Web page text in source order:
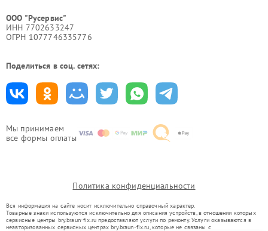
Мы принимаем
все формы оплаты
ООО "Русервис"
ИНН 7702633247
ОГРН 1077746335776
Поделиться в соц. сетях:
Политика конфиденциальности
Вся информация на сайте носит исключительно справочный характер.
Товарные знаки используются исключительно для описания устройств, в отношении которых
сервисные центры bry.braun-fix.ru предоставляют услуги по ремонту. Услуги оказываются в
неавторизованных сервисных центрах bry.braun-fix.ru, которые не связаны с